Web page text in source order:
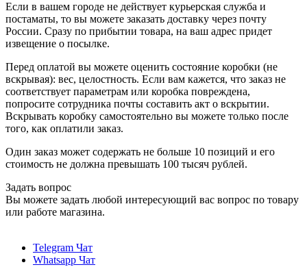
Если в вашем городе не действует курьерская служба и
постаматы, то вы можете заказать доставку через почту
России. Сразу по прибытии товара, на ваш адрес придет
извещение о посылке.
Перед оплатой вы можете оценить состояние коробки (не
вскрывая): вес, целостность. Если вам кажется, что заказ не
соответствует параметрам или коробка повреждена,
попросите сотрудника почты составить акт о вскрытии.
Вскрывать коробку самостоятельно вы можете только после
того, как оплатили заказ.
Один заказ может содержать не больше 10 позиций и его
стоимость не должна превышать 100 тысяч рублей.
Задать вопрос
Вы можете задать любой интересующий вас вопрос по товару
или работе магазина.
Telegram Чат
Whatsapp Чат